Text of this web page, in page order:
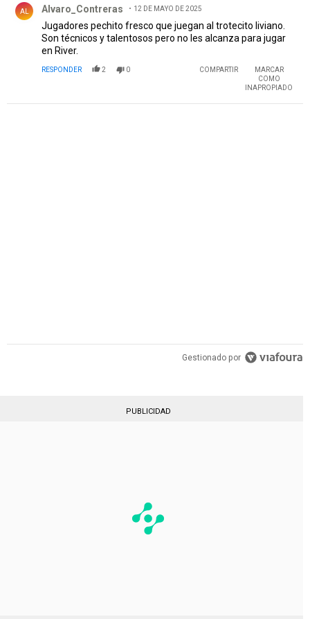
AL Alvaro_Contreras 12 DE MAYO DE 2025
Jugadores pechito fresco que juegan al trotecito liviano.
Son técnicos y talentosos pero no les alcanza para jugar
en River.
RESPONDER 2 0 COMPARTIR
MARCAR
COMO
INAPROPIADO
Gestionado por
PUBLICIDAD